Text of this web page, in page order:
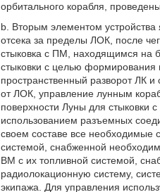
орбитального корабля,
b. Вторым элементом
отсека за пределы ЛОК, после
стыковка с ПМ, находящимся на
стыковки с целью формирования
пространственный разворот ЛК и
от ЛОК, управление лунным
поверхности Луны для стыковки
использованием разъемных
своем составе все необходимые
системой, снабженной
ВМ с их топливной системой,
радиолокационную систему,
экипажа. Для управления